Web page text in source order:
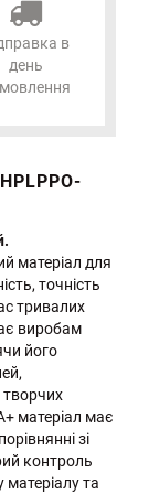
в
день
матеріал для
точність
тривалих
виробам
його
творчих
матеріал має
зі
контроль
та